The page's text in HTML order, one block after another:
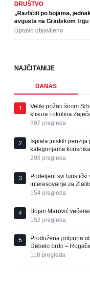
DRUŠTVO
„Različiti po bojama,
avgusta na Gradskom trgu
Upravo objavljeno
NAJČITANIJE
DANAS
1
Veliki požari širom
klisura i okolina
397 pregleda
2
Isplata julskih
kategorijama korisnika
298 pregleda
3
Podeljeni svi
interesovanje za
154 pregleda
4
Bojan Marović
152 pregleda
5
Produžena potpuna
Debelo brdo –
118 pregleda